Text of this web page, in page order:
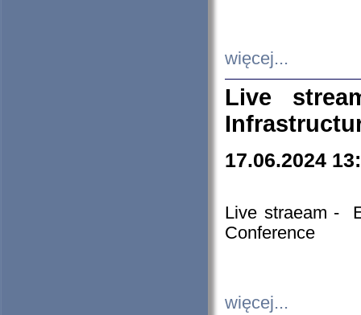
więcej...
Live
17.06.2024
Live straeam -
Conference
więcej...